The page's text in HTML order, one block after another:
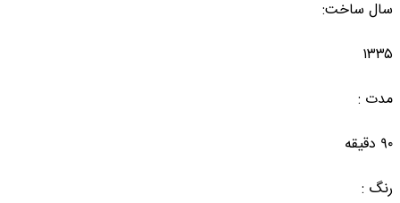
سال ساخت:
۱۳۳۵
مدت :
۹۰ دقیقه
رنگ :